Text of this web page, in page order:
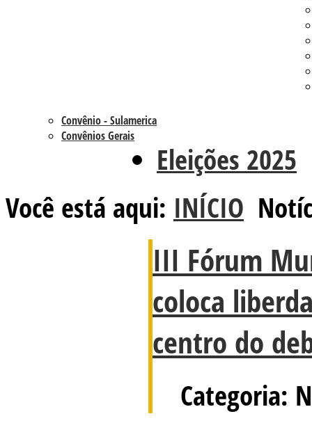
Convênio - Sulamerica
Convênios Gerais
Eleições 2025
Você está aqui: INÍCIO
III Fórum
coloca
centro do
Categoria: